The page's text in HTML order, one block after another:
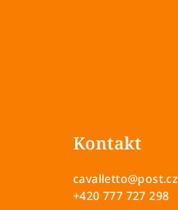
Kontakt
cavalletto@post.cz
+420 777 727 298